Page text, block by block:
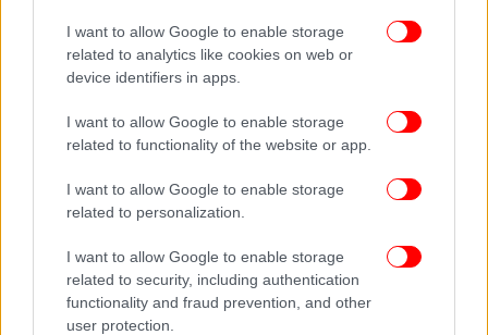
I want to allow Google to enable storage
related to analytics like cookies on web or
device identifiers in apps.
I want to allow Google to enable storage
related to functionality of the website or app.
I want to allow Google to enable storage
related to personalization.
I want to allow Google to enable storage
related to security, including authentication
functionality and fraud prevention, and other
user protection.
08/07/2026 22:10
Οι ειδικοί συμφωνούν: Μη στρέφετε τον
ανεμιστήρα πάνω σας, τοποθετήστε τον δίπλα
σε παράθυρο για να ανανεώνεται ο αέρας